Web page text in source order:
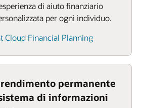
di aiuto finanziario
per ogni individuo.
Cloud Financial Planning
permanente
di informazioni